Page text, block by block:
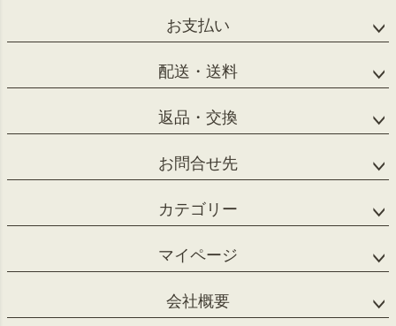
お支払い
配送・送料
返品・交換
お問合せ先
カテゴリー
マイページ
会社概要